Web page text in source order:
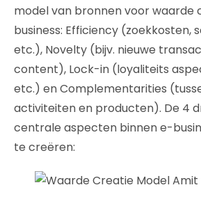
model van bronnen voor waarde
business: Efficiency (zoekkosten,
etc.), Novelty (bijv. nieuwe
content), Lock-in (loyaliteits
etc.) en Complementarities
activiteiten en producten). De 4
centrale aspecten binnen e-
te creëren: